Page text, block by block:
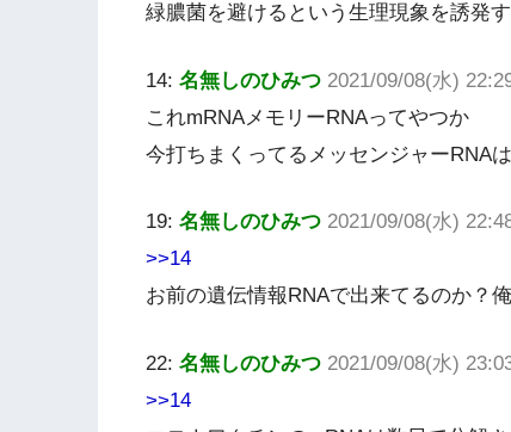
緑膿菌を避けるという生理現象を誘発
14: 名無しのひみつ 2021/09/08(水)
これmRNAメモリーRNAってやつか
今打ちまくってるメッセンジャーRNA
19: 名無しのひみつ 2021/09/08(水)
>>14
お前の遺伝情報RNAで出来てるのか？
22: 名無しのひみつ 2021/09/08(水)
>>14